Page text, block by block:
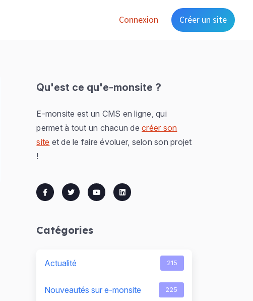
Connexion Créer un site
Qu'est ce qu'e-monsite ?
E-monsite est un CMS en ligne, qui
permet à tout un chacun decréer son
site et de le faire évoluer, selon son projet
!
Catégories
Actualité 215
Nouveautés sur e-monsite 225